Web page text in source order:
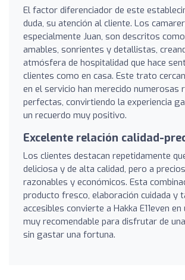
El factor diferenciador de este
duda, su atención al cliente. Los
especialmente Juan, son descritos
amables, sonrientes y detallistas,
atmósfera de hospitalidad que hace
clientes como en casa. Este trato
en el servicio han merecido numerosas
perfectas, convirtiendo la experiencia
un recuerdo muy positivo.
Excelente relación calidad-
Los clientes destacan repetidamente
deliciosa y de alta calidad, pero a
razonables y económicos. Esta
producto fresco, elaboración cuidada y
accesibles convierte a Hakka E11even en
muy recomendable para disfrutar de
sin gastar una fortuna.